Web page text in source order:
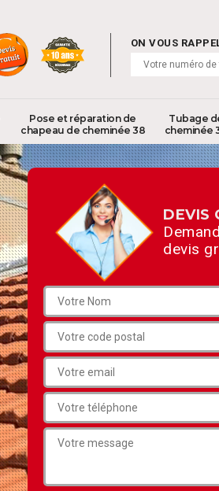
ON VOUS
Pose et réparation de
chapeau de cheminée 38
Tubage
cheminée
DEVIS
devis